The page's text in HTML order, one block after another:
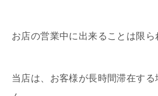
お店の営業中に出来ることは限ら
当店は、お客様が長時間滞在す